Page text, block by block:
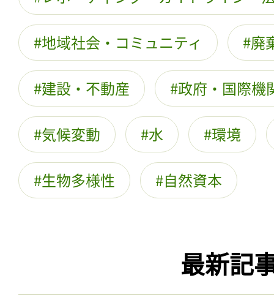
地域社会・コミュニティ 廃
建設・不動産 政府・国際機
気候変動 水 環境
生物多様性 自然資本
最新記